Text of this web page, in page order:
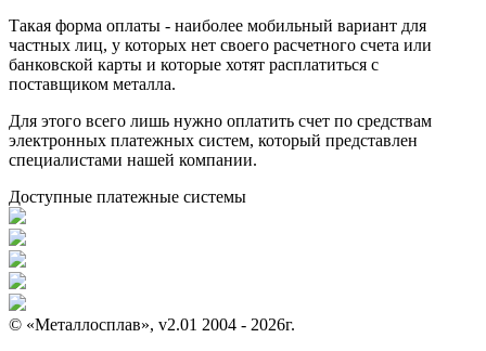
Такая форма оплаты - наиболее мобильный вариант для
частных лиц, у которых нет своего расчетного счета или
банковской карты и которые хотят расплатиться с
поставщиком металла.
Для этого всего лишь нужно оплатить счет по средствам
электронных платежных систем, который представлен
специалистами нашей компании.
Доступные платежные системы
© «Металлосплав», v2.01 2004 - 2026г.